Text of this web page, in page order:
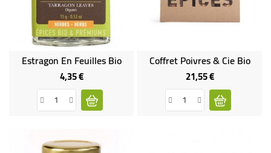
Estragon En Feuilles Bio
4,35 €Prix
Coffret Poivres & Cie Bio
21,55 €Prix